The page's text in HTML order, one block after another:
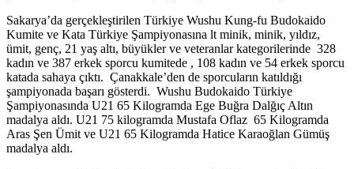
Sakarya’da gerçekleştirilen Türkiye Wushu Kung-fu Budokaido
Kumite ve Kata Türkiye Şampiyonasına lt minik, minik, yıldız,
ümit, genç, 21 yaş altı, büyükler ve veteranlar kategorilerinde 328
kadın ve 387 erkek sporcu kumitede , 108 kadın ve 54 erkek sporcu
katada sahaya çıktı. Çanakkale’den de sporcuların katıldığı
şampiyonada başarı gösterdi. Wushu Budokaido Türkiye
Şampiyonasında U21 65 Kilogramda Ege Buğra Dalğıç Altın
madalya aldı. U21 75 kilogramda Mustafa Oflaz 65 Kilogramda
Aras Şen Ümit ve U21 65 Kilogramda Hatice Karaoğlan Gümüş
madalya aldı.